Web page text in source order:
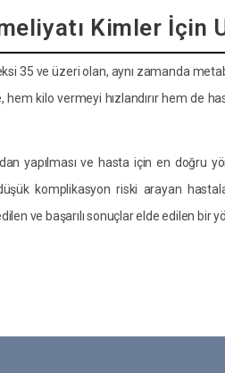
Kimler İçin
35 ve üzeri olan, aynı zamanda
kilo vermeyi hızlandırır hem de
yapılması ve hasta için en doğru
komplikasyon riski arayan
ve başarılı sonuçlar elde edilen bir